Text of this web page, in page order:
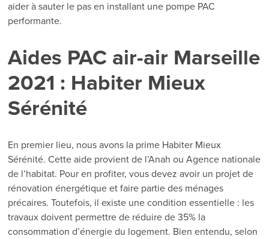
aider à sauter le pas en installant une pompe PAC
performante.
Aides PAC air-air Marseille
2021 : Habiter Mieux
Sérénité
En premier lieu, nous avons la prime Habiter Mieux
Sérénité. Cette aide provient de l’Anah ou Agence nationale
de l’habitat. Pour en profiter, vous devez avoir un projet de
rénovation énergétique et faire partie des ménages
précaires. Toutefois, il existe une condition essentielle : les
travaux doivent permettre de réduire de 35% la
consommation d’énergie du logement. Bien entendu, selon